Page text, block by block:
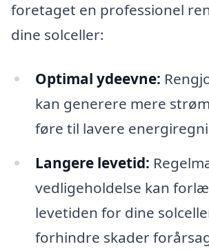
foretaget en professionel
dine solceller:
Optimal ydeevne:
kan generere mere
føre til lavere
Langere levetid:
vedligeholdelse kan
levetiden for dine
forhindre skader